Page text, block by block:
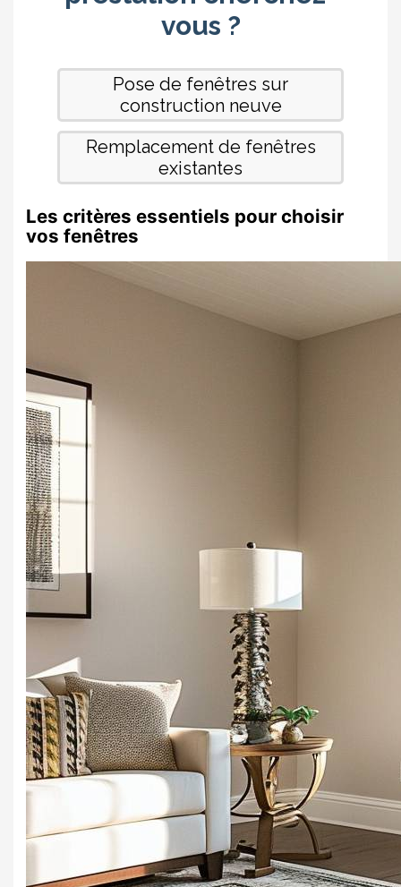
Les critères essentiels pour choisir
vos fenêtres